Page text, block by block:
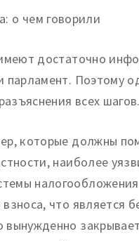
достаточно
парламент. Поэтому
всех шагов.
которые должны
наиболее
что является